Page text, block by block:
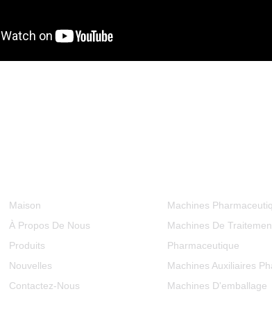
Maison
À Propos De Nous
Produits
Nouvelles
Contactez-Nous
Machines
Machines De
Pharmaceutique
Machines Auxiliaires
Machines D'emballage